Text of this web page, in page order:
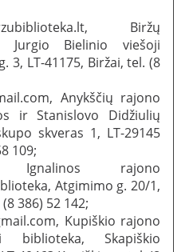
Biržų
Jurgio Bielinio viešoji
3, LT-41175, Biržai, tel. (8
Anykščių rajono
ir Stanislovo Didžiulių
skveras 1, LT-29145
109;
Ignalinos rajono
Atgimimo g. 20/1,
386) 52 142;
Kupiškio rajono
biblioteka, Skapiškio